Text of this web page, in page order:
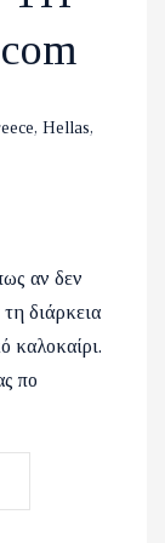
, Hellas,
αν δεν
τη διάρκεια
καλοκαίρι.
πο